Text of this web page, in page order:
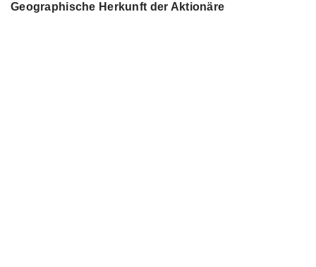
Geographische Herkunft der Aktionäre